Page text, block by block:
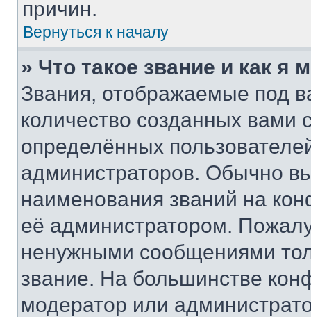
причин.
Вернуться к началу
» Что такое звание и как я
Звания, отображаемые под
количество созданных
определённых
администраторов. Обычно
наименования званий на
её администратором.
ненужными сообщениями
звание. На большинстве
модератор или